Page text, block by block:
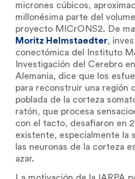
micrones cúbicos,
millonésima parte del
proyecto MICrONS2. De
Moritz Helmstaedter,
conectómica del Instituto
Investigación del Cerebro
Alemania, dice que los
para reconstruir una región
poblada de la corteza
ratón, que procesa
con el tacto, desafiaron en
existente, especialmente la
las neuronas de la corteza
azar.